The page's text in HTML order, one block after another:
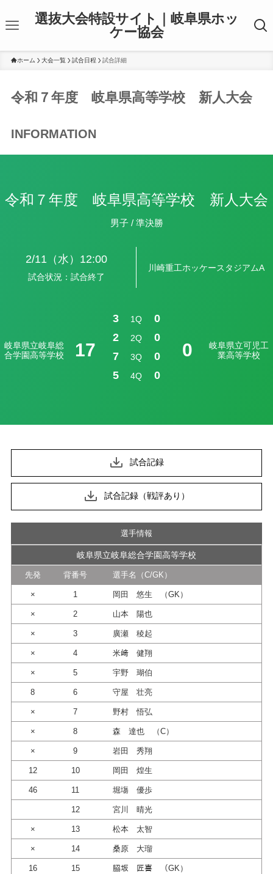
選抜大会特設サイト｜岐阜県ホッ
ケー協会
ホーム 大会一覧 試合日程 試合詳細
令和７年度 岐阜県高等学校 新人大会
INFORMATION
令和７年度 岐阜県高等学校 新人大会
男子 / 準決勝
2/11（水） 12:00
試合状況：試合終了
川崎重工ホッケースタジアムA
岐阜県立岐阜総
合学園高等学校
17
3 1Q
0
2
2Q
0
7
3Q
0
5
4Q 0
0
岐阜県立可児工
業高等学校
試合記録
試合記録（戦評あり）
選手情報
岐阜県立岐阜総合学園高等学校
先発 背番号 選手名（C/GK）
× 1 岡田 悠生 （GK）
× 2 山本 陽也
× 3 廣瀬 稜起
× 4 米﨑 健翔
× 5 宇野 瑚伯
8 6 守屋 壮亮
× 7 野村 悟弘
× 8 森 達也 （C）
× 9 岩田 秀翔
12 10 岡田 煌生
46 11 堀塲 優歩
12 宮川 晴光
× 13 松本 太智
× 14 桑原 大瑠
16 15 𦚰坂 匠喜 （GK）